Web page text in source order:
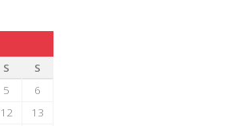
S
S
5
6
12
13